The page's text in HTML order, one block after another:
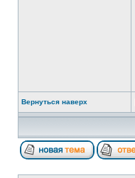
Вернуться наверх